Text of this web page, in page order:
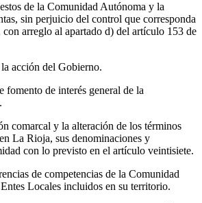
de la Comunidad Autónoma y la
sin perjuicio del control que corresponda
arreglo al apartado d) del artículo 153 de
acción del Gobierno.
fomento de interés general de la
comarcal y la alteración de los términos
La Rioja, sus denominaciones y
con lo previsto en el artículo veintisiete.
de competencias de la Comunidad
Locales incluidos en su territorio.